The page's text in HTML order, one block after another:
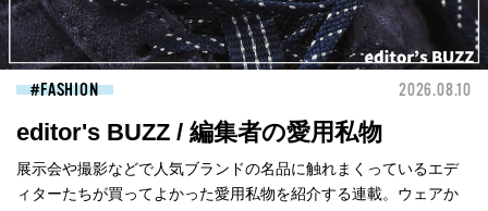
FASHION 2026.08.10
editor's BUZZ / 編集者の愛用私物
展示会や撮影などで人気ブランドの名品に触れまくっているエデ
ィターたちが買ってよかった愛用私物を紹介する連載。ウェアか